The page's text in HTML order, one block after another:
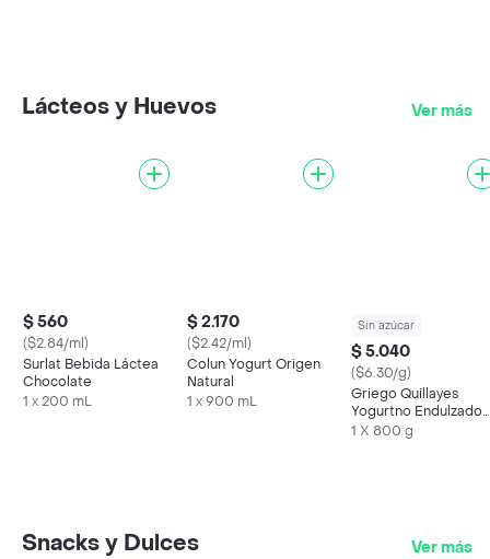
Lácteos y Huevos Ver más
$ 560
($2.84/ml)
Surlat Bebida Láctea
Chocolate
1 x 200 mL
$ 2.170
($2.42/ml)
Colun Yogurt Origen
Natural
1 x 900 mL
Sin azúcar
$ 5.040
($6.30/g)
Griego Quillayes
Yogurtno Endulzado
Sin Lactosa Protein
1 X 800 g
Snacks y Dulces Ver más